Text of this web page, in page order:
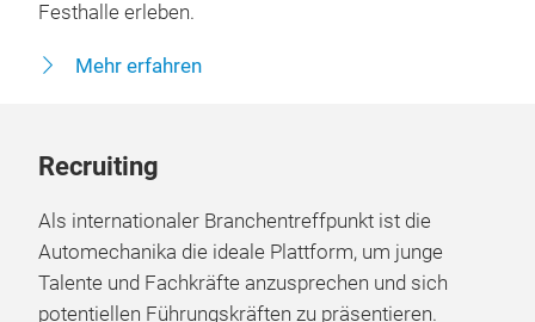
bei AMBITION in der Special Area in Halle 2.0 /
Festhalle erleben.
Recruiting
Als internationaler Branchentreffpunkt ist die
Automechanika die ideale Plattform, um junge